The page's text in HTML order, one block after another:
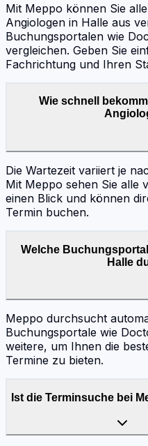
Mit Meppo können Sie
Angiologen in Halle aus
Buchungsportalen wie
vergleichen. Geben Sie
Fachrichtung und Ihren
Wie schnell
Die Wartezeit variiert je
Mit Meppo sehen Sie alle
einen Blick und können
Termin buchen.
Welche
Halle
Meppo durchsucht
Buchungsportale wie
weitere, um Ihnen die
Termine zu bieten.
Ist die Terminsuche bei